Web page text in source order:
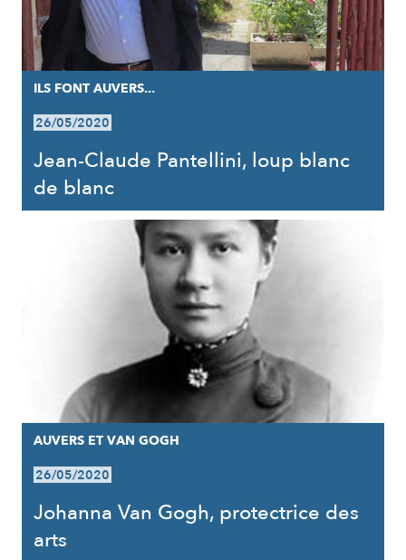
ILS FONT AUVERS...
26/05/2020
Jean-Claude Pantellini, loup blanc
de blanc
AUVERS ET VAN GOGH
26/05/2020
Johanna Van Gogh, protectrice des
arts